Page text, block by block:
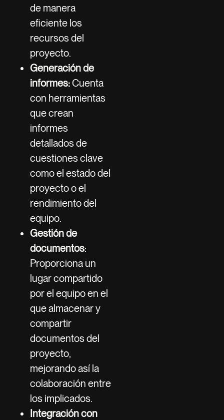
de manera
eficiente los
recursos del
proyecto.
Generación de
informes:Cuenta
con herramientas
que crean
informes
detallados de
cuestiones clave
como el estado del
proyecto o el
rendimiento del
equipo.
Gestión de
documentos:
Proporciona un
lugar compartido
por el equipo en el
que almacenar y
compartir
documentos del
proyecto,
mejorando así la
colaboración entre
los implicados.
Integración con